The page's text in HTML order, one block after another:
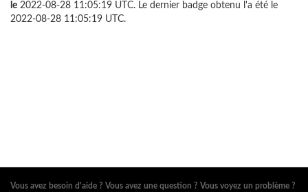
le 2022-08-28 11:05:19 UTC. Le dernier badge obtenu l'a été le
2022-08-28 11:05:19 UTC.
Vous avez besoin d'aide ? Vous avez une question ? Vous voyez un problème ?